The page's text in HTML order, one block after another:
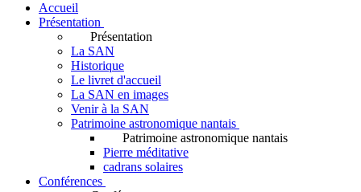
Accueil
Présentation
Présentation
La SAN
Historique
Le livret d'accueil
La SAN en images
Venir à la SAN
Patrimoine astronomique nantais
Patrimoine astronomique nantais
Pierre méditative
cadrans solaires
Conférences